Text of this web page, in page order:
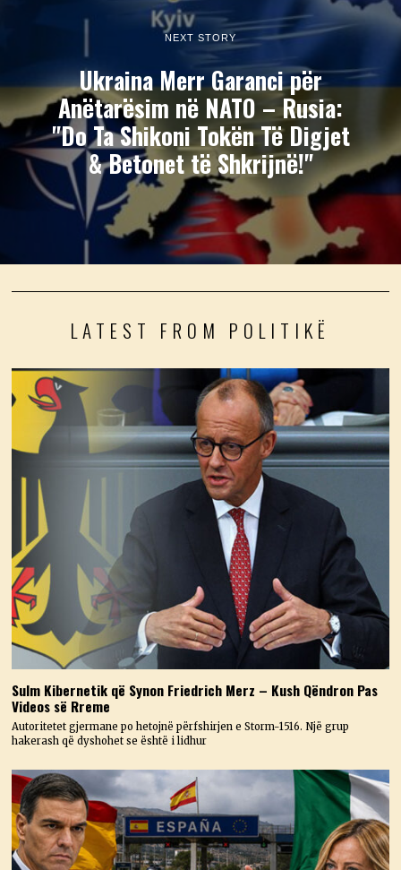
NEXT STORY
Ukraina Merr Garanci për
Anëtarësim në NATO – Rusia:
"Do Ta Shikoni Tokën Të Digjet
& Betonet të Shkrijnë!"
LATEST FROM POLITIKË
Sulm Kibernetik që Synon Friedrich Merz – Kush Qëndron Pas
Videos së Rreme
Autoritetet gjermane po hetojnë përfshirjen e Storm-1516. Një grup
hakerash që dyshohet se është i lidhur